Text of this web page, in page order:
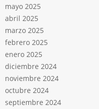
mayo 2025
abril 2025
marzo 2025
febrero 2025
enero 2025
diciembre 2024
noviembre 2024
octubre 2024
septiembre 2024